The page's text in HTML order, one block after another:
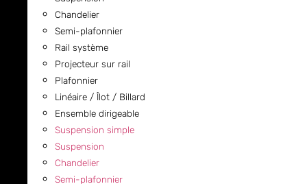
Chandelier
Semi-plafonnier
Rail système
Projecteur sur rail
Plafonnier
Linéaire / Îlot / Billard
Ensemble dirigeable
Suspension simple
Suspension
Chandelier
Semi-plafonnier